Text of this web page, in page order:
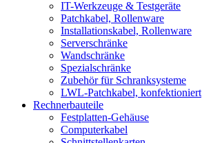
IT-Werkzeuge & Testgeräte
Patchkabel, Rollenware
Installationskabel, Rollenware
Serverschränke
Wandschränke
Spezialschränke
Zubehör für Schranksysteme
LWL-Patchkabel, konfektioniert
Rechnerbauteile
Festplatten-Gehäuse
Computerkabel